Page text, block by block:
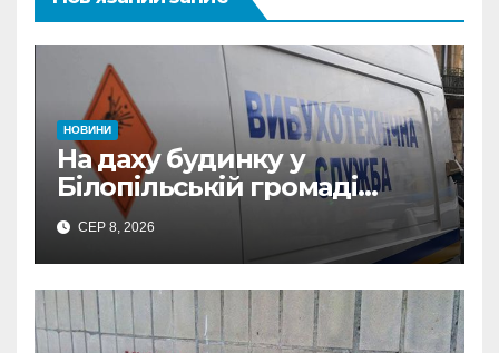
НОВИНИ
На даху будинку у
Білопільській громаді
знайшли 120-мм міну
СЕР 8, 2026